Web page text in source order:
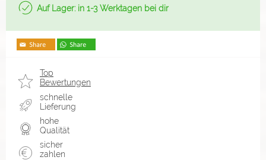
Auf Lager: in 1-3 Werktagen bei dir
Top
Bewertungen
schnelle
Lieferung
hohe
Qualität
sicher
zahlen